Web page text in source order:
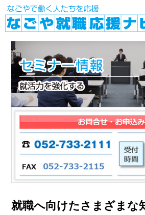
就職へ向けたさまざまな